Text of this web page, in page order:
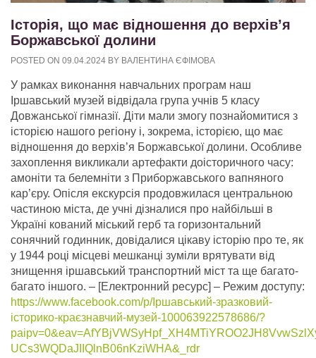
Історія, що має відношення до верхів’я
Боржавської долини
POSTED ON 09.04.2024 BY ВАЛЕНТИНА ЄФІМОВА
У рамках виконання навчальних програм наш
Іршавський музей відвідала група учнів 5 класу
Довжанської гімназії. Діти мали змогу познайомитися з
історією нашого регіону і, зокрема, історією, що має
відношення до верхів’я Боржавської долини. Особливе
захоплення викликали артефакти доісторичного часу:
амоніти та белемніти з Приборжавського вапняного
кар’єру. Опісля екскурсія продовжилася центральною
частиною міста, де учні дізналися про найбільші в
Україні кований міський герб та горизонтальний
сонячний годинник, довідалися цікаву історію про те, як
у 1944 році місцеві мешканці зуміли врятувати від
знищення іршавський транспортний міст та ще багато-
багато іншого. – [Електронний ресурс] – Режим доступу:
https://www.facebook.com/p/Іршавський-зразковий-
історико-краєзнавчий-музей-100063922578686/?
UCs3WQDaJIIQlnB06nKziWHA&_rdr